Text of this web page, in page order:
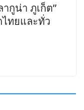
กูน่า ภูเก็ต”
ทยและทั่ว